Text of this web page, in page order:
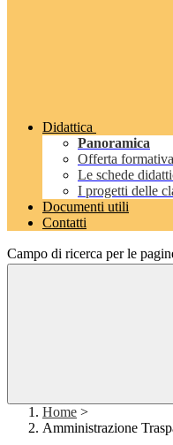
Didattica
Panoramica
Offerta formativa
Le schede
I progetti delle
Documenti utili
Contatti
Campo di ricerca per le
Home >
Amministrazione